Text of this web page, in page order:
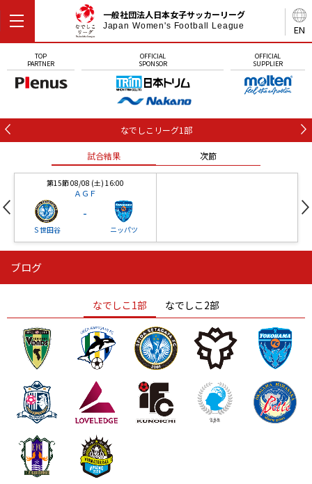
EN
一般社団法人日本女子サッカーリーグ
Japan Women's Football League
TOP
PARTNER
OFFICIAL
SPONSOR
OFFICIAL
SUPPLIER
なでしこリーグ1部
試合結果 次節
第15節 08/08 (土) 16:00
ＡＧＦ
Ｓ世田谷
-
ニッパツ
ニッパツ
ニッパツ 名古屋
石人の星
静岡 愛媛Ｌ
ブログ
なでしこ1部 なでしこ2部